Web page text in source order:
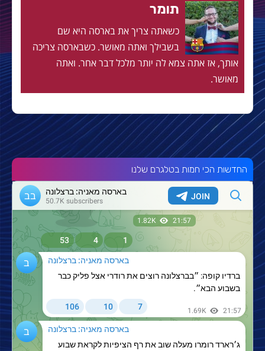
תומר
כשאתה צריך את בארסה היא שם
בשבילך ואתה מאושר. כשבארסה צריכה
אותך, אז אתה צמא לה יותר מלכל דבר אחר. ואתה
מאושר.
החדשות הכי חמות בטלגרם שלנו